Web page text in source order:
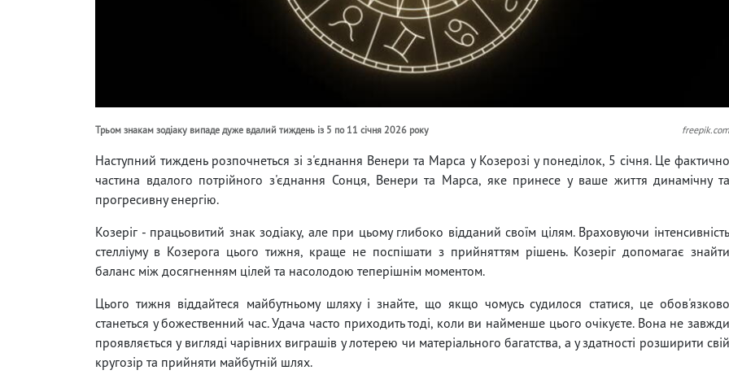
Трьом знакам зодіаку випаде дуже вдалий тиждень із 5 по 11 січня 2026 року freepik.com
Наступний тиждень розпочнеться зі з'єднання Венери та Марса у Козерозі у понеділок, 5 січня. Це фактично
частина вдалого потрійного з'єднання Сонця, Венери та Марса, яке принесе у ваше життя динамічну та
прогресивну енергію.
Козеріг - працьовитий знак зодіаку, але при цьому глибоко відданий своїм цілям. Враховуючи інтенсивність
стелліуму в Козерога цього тижня, краще не поспішати з прийняттям рішень. Козеріг допомагає знайти
баланс між досягненням цілей та насолодою теперішнім моментом.
Цього тижня віддайтеся майбутньому шляху і знайте, що якщо чомусь судилося статися, це обов'язково
станеться у божественний час. Удача часто приходить тоді, коли ви найменше цього очікуєте. Вона не завжди
проявляється у вигляді чарівних виграшів у лотерею чи матеріального багатства, а у здатності розширити свій
кругозір та прийняти майбутній шлях.